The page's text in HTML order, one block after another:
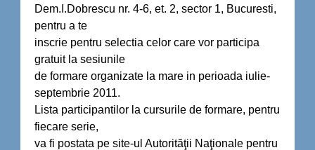
Dem.I.Dobrescu nr. 4-6, et. 2, sector 1, Bucuresti,
pentru a te
inscrie pentru selectia celor care vor participa
gratuit la sesiunile
de formare organizate la mare in perioada iulie-
septembrie 2011.
Lista participantilor la cursurile de formare, pentru
fiecare serie,
va fi postata pe site-ul Autorităţii Naţionale pentru